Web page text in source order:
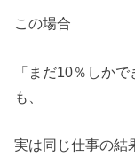
この場合
「まだ10％しか
も、
実は同じ仕事の結